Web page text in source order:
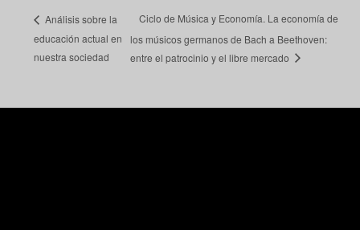
Análisis sobre la
educación actual en
nuestra sociedad
Ciclo de Música y Economía. La economía de
los músicos germanos de Bach a Beethoven:
entre el patrocinio y el libre mercado